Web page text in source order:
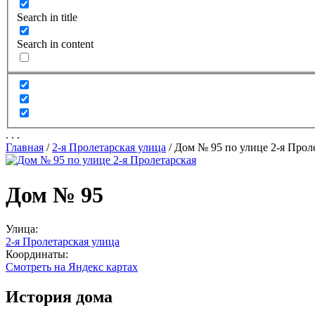
Search in title
Search in content
. . .
Главная / 2-я Пролетарская улица / Дом № 95 по улице 2-я
Дом № 95
Улица:
2-я Пролетарская улица
Координаты:
Смотреть на Яндекс картах
История дома